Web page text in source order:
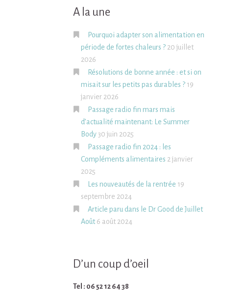
A la une
Pourquoi adapter son alimentation en
période de fortes chaleurs ? 20 juillet
2026
Résolutions de bonne année : et si on
misait sur les petits pas durables ? 19
janvier 2026
Passage radio fin mars mais
d’actualité maintenant: Le Summer
Body30 juin 2025
Passage radio fin 2024 : les
Compléments alimentaires 2 janvier
2025
Les nouveautés de la rentrée 19
septembre 2024
Article paru dans le Dr Good de Juillet
Août 6 août 2024
D’un coup d’oeil
Tel : 06 52 12 64 38